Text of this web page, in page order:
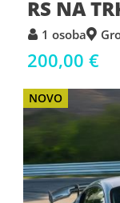
RS NA
1 osoba
200,00 €
NOVO